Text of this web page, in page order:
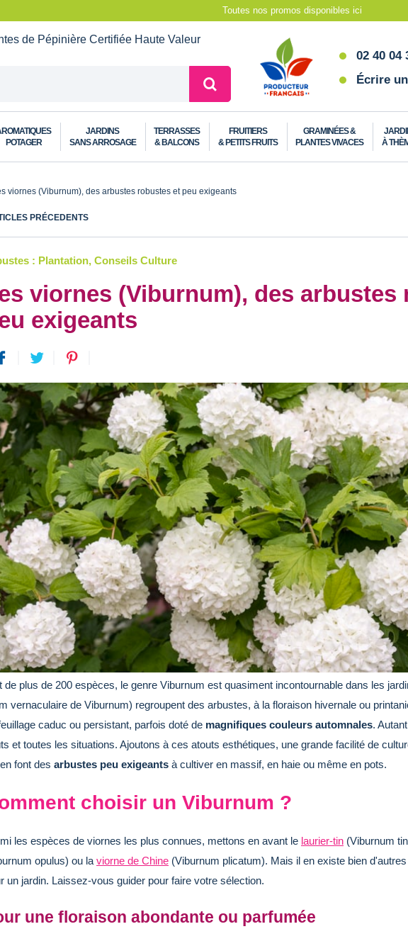
Toutes nos promos disponibles ici
de Pépinière Certifiée Haute Valeur
02 40 04
Écrire
POTAGER
JARDINS
SANS ARROSAGE
TERRASSES
& BALCONS
FRUITIERS
& PETITS FRUITS
GRAMINÉES &
PLANTES VIVACES
À
viornes (Viburnum), des arbustes robustes et peu exigeants
PRÉCEDENTS
: Plantation, Conseils Culture
viornes (Viburnum), des arbustes
exigeants
de plus de 200 espèces, le genre Viburnum est quasiment incontournable dans les
vernaculaire de Viburnum) regroupent des arbustes, à la floraison hivernale ou
caduc ou persistant, parfois doté de magnifiques couleurs automnales.
et toutes les situations. Ajoutons à ces atouts esthétiques, une grande facilité de
font des arbustes peu exigeants à cultiver en massif, en haie ou même en pots.
choisir un Viburnum ?
les espèces de viornes les plus connues, mettons en avant le laurier-tin (Viburnum
opulus) ou la viorne de Chine (Viburnum plicatum). Mais il en existe bien
un jardin. Laissez-vous guider pour faire votre sélection.
une floraison abondante ou parfumée